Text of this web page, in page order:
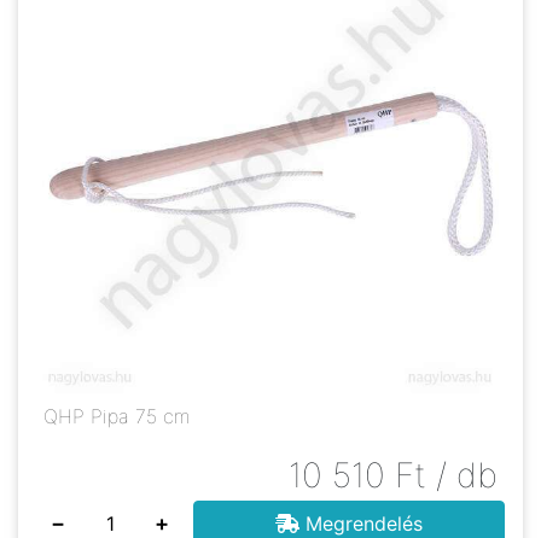
QHP Pipa 75 cm
10 510 Ft / db
− +
Megrendelés